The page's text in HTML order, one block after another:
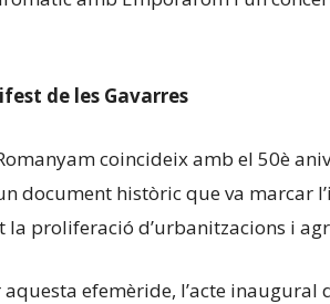
de les Gavarres
coincideix amb el 50è
document històric que va marcar
la proliferació d’urbanitzacions i
efemèride, l’acte